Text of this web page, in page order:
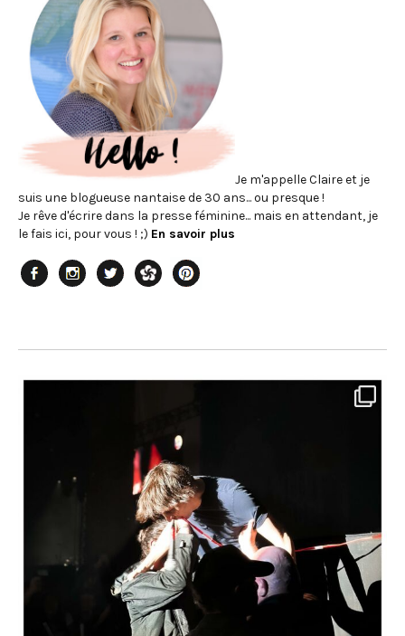
Je m'appelle Claire et je
suis une blogueuse nantaise de 30 ans... ou presque !
Je rêve d'écrire dans la presse féminine... mais en attendant, je
le fais ici, pour vous ! ;) En savoir plus